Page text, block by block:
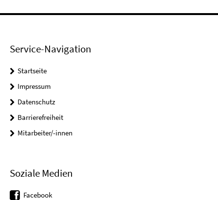
Service-Navigation
Startseite
Impressum
Datenschutz
Barrierefreiheit
Mitarbeiter/-innen
Soziale Medien
Facebook